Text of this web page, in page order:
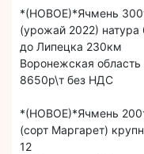
*(НОВОЕ)*Ячмень
(урожай 2022) натура
до Липецка 230км
Воронежская область
8650р\т без НДС
*(НОВОЕ)*Ячмень
(сорт Маргарет)
12